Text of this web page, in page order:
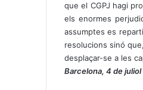
que el CGPJ hagi
els enormes
assumptes es
resolucions sinó
desplaçar-se a les
Barcelona, 4 de juliol